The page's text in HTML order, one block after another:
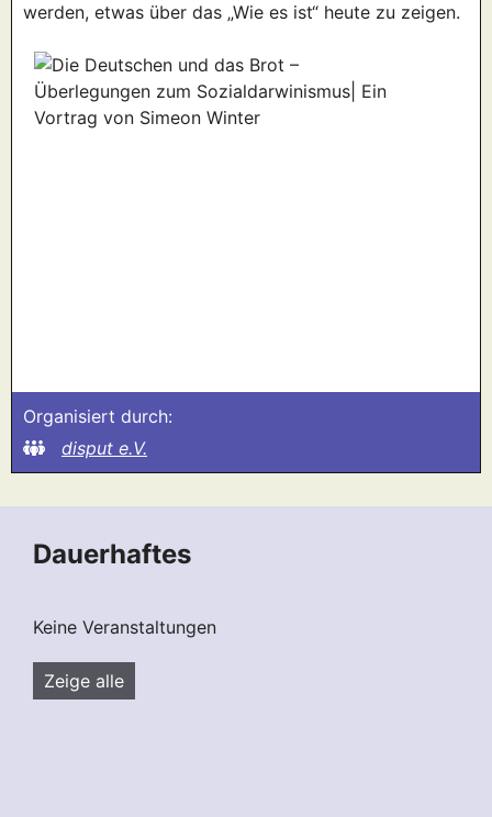
werden, etwas über das „Wie es ist“ heute zu zeigen.
Organisiert durch:
disput e.V.
Dauerhaftes
Keine Veranstaltungen
Zeige alle